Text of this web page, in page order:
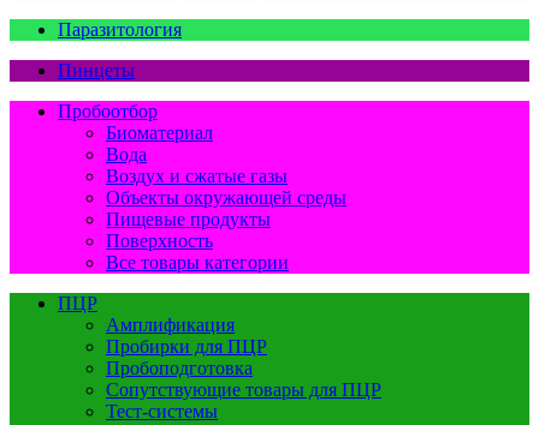
Паразитология
Пинцеты
Пробоотбор
Биоматериал
Вода
Воздух и сжатые газы
Объекты окружающей среды
Пищевые продукты
Поверхность
Все товары категории
ПЦР
Амплификация
Пробирки для ПЦР
Пробоподготовка
Сопутствующие товары для ПЦР
Тест-системы